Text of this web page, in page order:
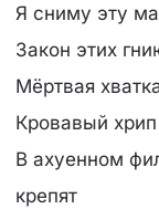
Я сниму эту
Закон этих
Мёртвая
Кровавый
В ахуенном
крепят